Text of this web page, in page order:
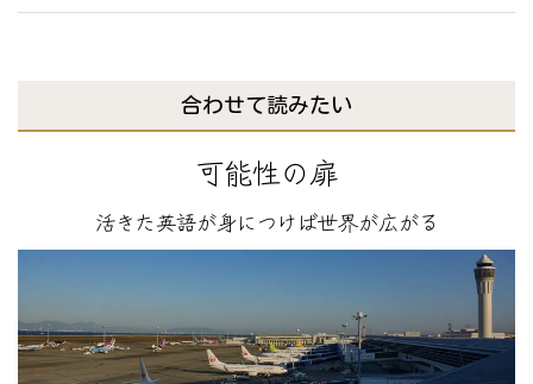
合わせて読みたい
可能性の扉
活きた英語が身につけば世界が広がる